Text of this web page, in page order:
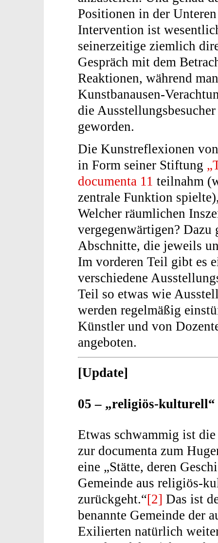
Positionen in der
Intervention ist
seinerzeitige ziemlich
Gespräch mit dem
Reaktionen, während
Kunstbanausen-
die
geworden.
Die Kunstreflexionen
in Form seiner Stiftung
documenta 11 teilnahm
zentrale Funktion
Welcher räumlichen
vergegenwärtigen?
Abschnitte, die jeweils
Im vorderen Teil gibt es
verschiedene
Teil so etwas wie
werden regelmäßig
Künstler und von
angeboten.
[Update]
05 – „religiös-
Etwas schwammig ist
zur documenta zum
eine „Stätte, deren
Gemeinde aus religiös-
zurückgeht.“[2] Das ist
benannte Gemeinde der
Exilierten natürlich